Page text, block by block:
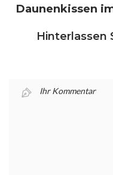
Daunenkissen
Hinterlassen